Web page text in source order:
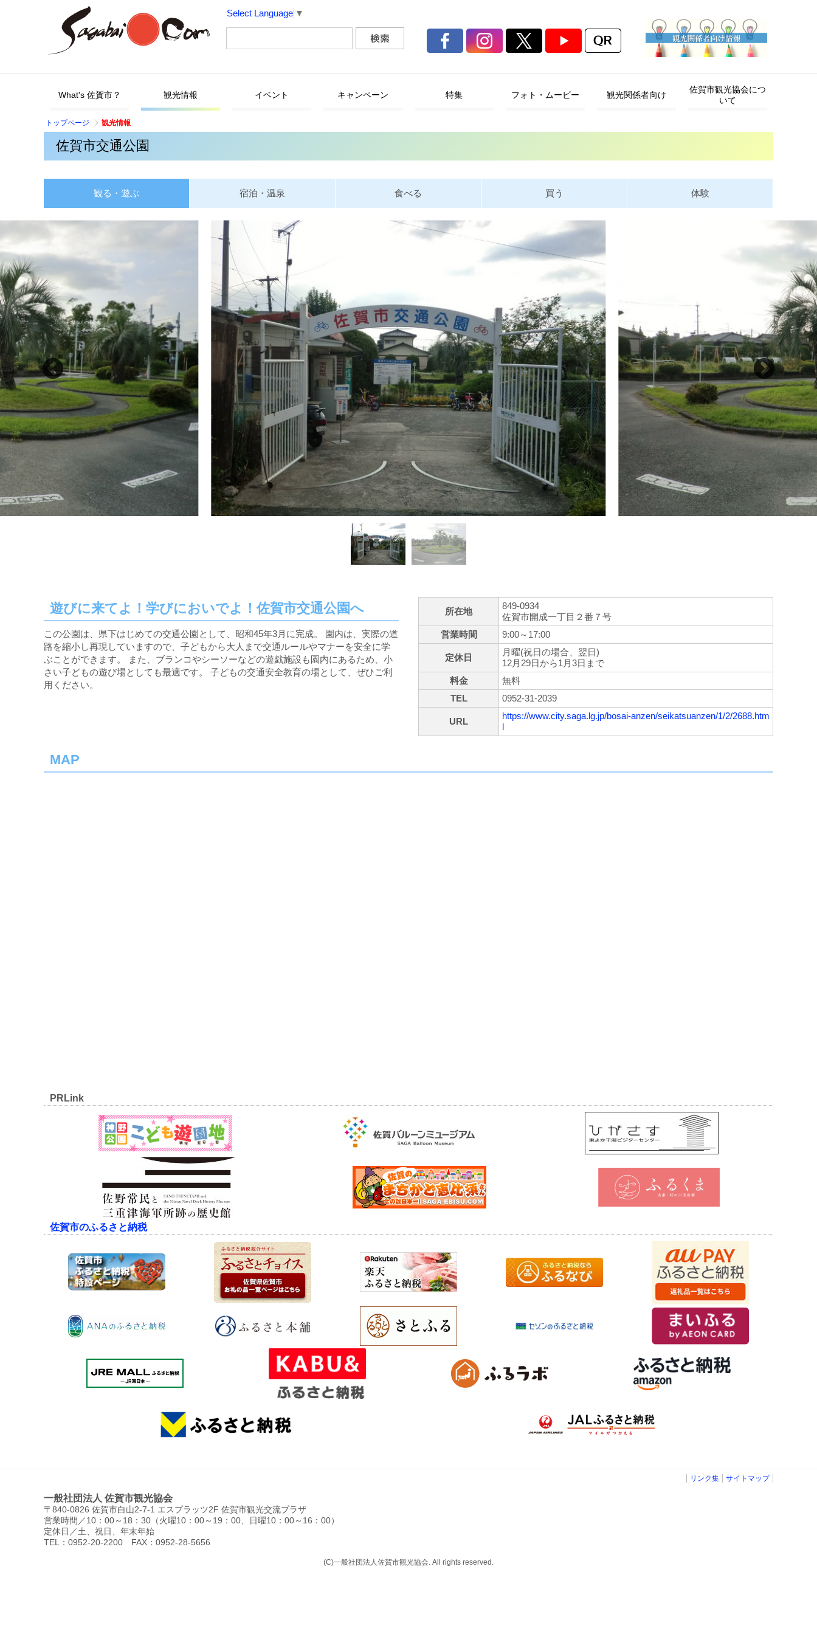
Select Language ▼
What's 佐賀市？ 観光情報 イベント キャンペーン 特集 フォト・ムービー 観光関係者向け
佐賀市観光協会につ
いて
トップページ 観光情報
佐賀市交通公園
観る・遊ぶ 宿泊・温泉 食べる 買う 体験
遊びに来てよ！学びにおいでよ！佐賀市交通公園へ
この公園は、県下はじめての交通公園として、昭和45年3月に完成。 園内は、実際の道
路を縮小し再現していますので、子どもから大人まで交通ルールやマナーを安全に学
ぶことができます。 また、ブランコやシーソーなどの遊戯施設も園内にあるため、小
さい子どもの遊び場としても最適です。 子どもの交通安全教育の場として、ぜひご利
用ください。
所在地
849-0934
佐賀市開成一丁目２番７号
営業時間
9:00～17:00
定休日
月曜(祝日の場合、翌日)
12月29日から1月3日まで
料金
無料
TEL
0952-31-2039
URL
https://www.city.saga.lg.jp/bosai-anzen/seikatsuanzen/1/2/2688.htm
l
MAP
PRLink
佐賀市のふるさと納税
リンク集 サイトマップ
一般社団法人 佐賀市観光協会
〒840-0826 佐賀市白山2-7-1 エスプラッツ2F 佐賀市観光交流プラザ
営業時間／10：00～18：30（火曜10：00～19：00、日曜10：00～16：00）
定休日／土、祝日、年末年始
TEL：0952-20-2200 FAX：0952-28-5656
(C)一般社団法人佐賀市観光協会. All rights reserved.